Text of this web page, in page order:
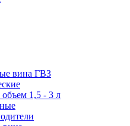
вина ГВЗ
1,5 - 3 л